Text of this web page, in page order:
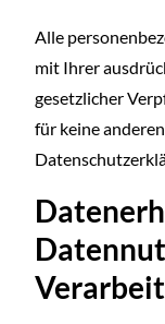
Alle
mit Ihrer
gesetzlicher
für keine